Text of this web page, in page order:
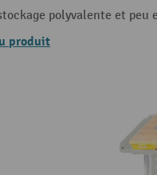
polyvalente et peu
produit